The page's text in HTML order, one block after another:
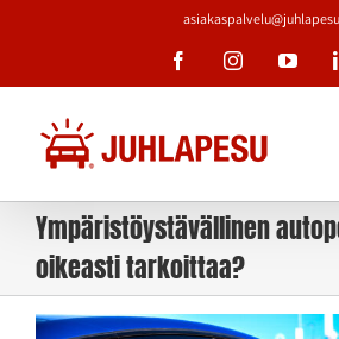
FacebookInstagram
Ympäristöystävällinen
oikeasti tarkoittaa?
Katso